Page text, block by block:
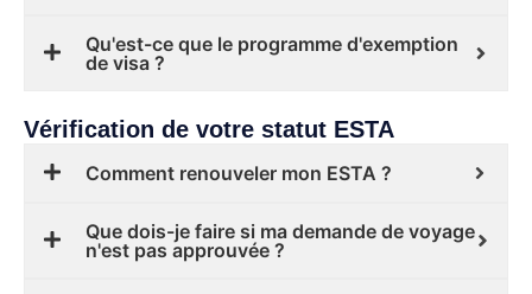
Qu'est-ce que le programme d'exemption
de visa ?
Vérification de votre statut ESTA
Comment renouveler mon ESTA ?
Que dois-je faire si ma demande de voyage
n'est pas approuvée ?